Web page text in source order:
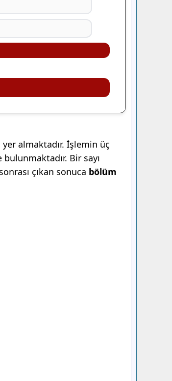
almaktadır. İşlemin üç
Bir sayı
çıkan sonuca bölüm